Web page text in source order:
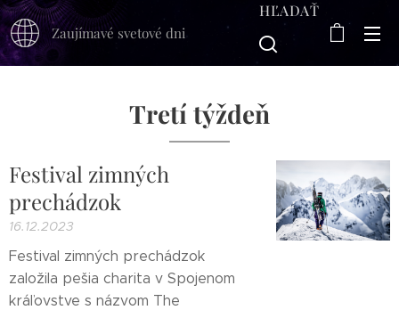
Zaujímavé svetové dni
HĽADAŤ
Tretí týždeň
Festival zimných
prechádzok
16.12.2023
Festival zimných prechádzok
založila pešia charita v Spojenom
kráľovstve s názvom The